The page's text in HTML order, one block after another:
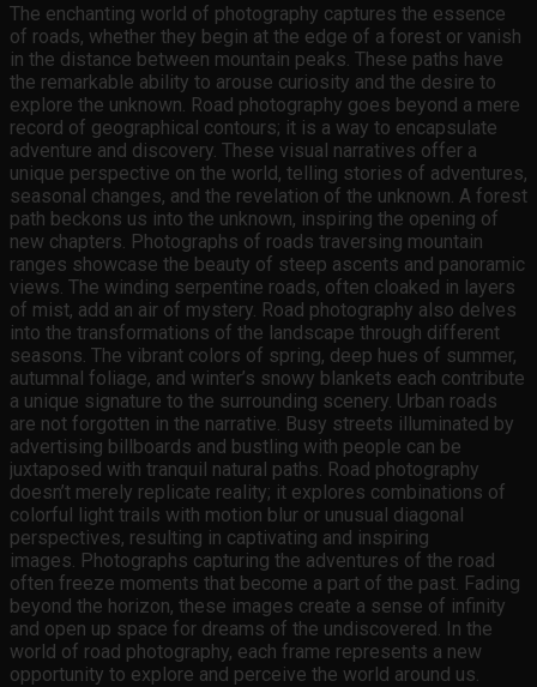
The enchanting world of photography captures the essence
of roads, whether they begin at the edge of a forest or vanish
in the distance between mountain peaks. These paths have
the remarkable ability to arouse curiosity and the desire to
explore the unknown. Road photography goes beyond a mere
record of geographical contours; it is a way to encapsulate
adventure and discovery. These visual narratives offer a
unique perspective on the world, telling stories of adventures,
seasonal changes, and the revelation of the unknown. A forest
path beckons us into the unknown, inspiring the opening of
new chapters. Photographs of roads traversing mountain
ranges showcase the beauty of steep ascents and panoramic
views. The winding serpentine roads, often cloaked in layers
of mist, add an air of mystery. Road photography also delves
into the transformations of the landscape through different
seasons. The vibrant colors of spring, deep hues of summer,
autumnal foliage, and winter’s snowy blankets each contribute
a unique signature to the surrounding scenery. Urban roads
are not forgotten in the narrative. Busy streets illuminated by
advertising billboards and bustling with people can be
juxtaposed with tranquil natural paths. Road photography
doesn’t merely replicate reality; it explores combinations of
colorful light trails with motion blur or unusual diagonal
perspectives, resulting in captivating and inspiring
images. Photographs capturing the adventures of the road
often freeze moments that become a part of the past. Fading
beyond the horizon, these images create a sense of infinity
and open up space for dreams of the undiscovered. In the
world of road photography, each frame represents a new
opportunity to explore and perceive the world around us.